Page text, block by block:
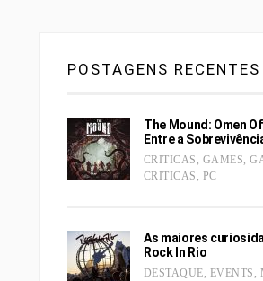
POSTAGENS RECENTES
The Mound: Omen Of
Entre a
CRITICAS , GAMES,
CRITICAS , PC
As maiores
Rock In Rio
DESTAQUE, EVENTS ,